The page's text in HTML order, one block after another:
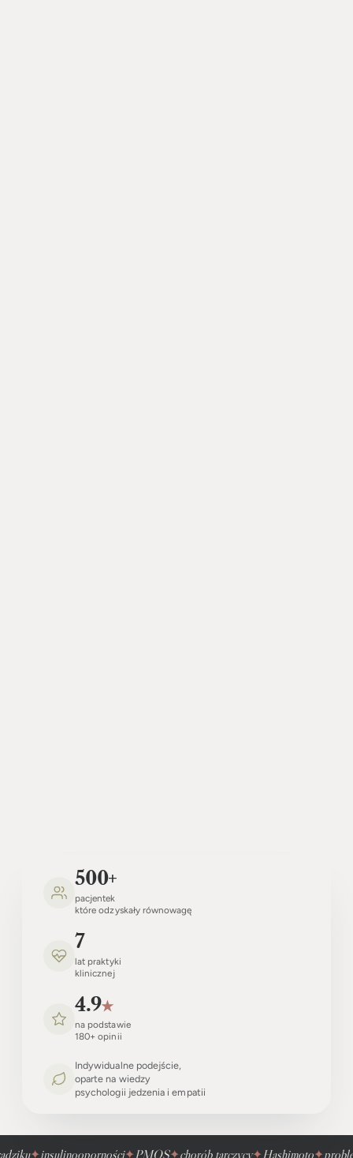
500+
pacjentek
które odzyskały równowagę
7
lat praktyki
klinicznej
4.9★
na podstawie
180+ opinii
Indywidualne podejście,
oparte na wiedzy
psychologii jedzenia i empatii
✦insulinooporności✦PMOS✦chorób tarczycy✦Hashimoto✦